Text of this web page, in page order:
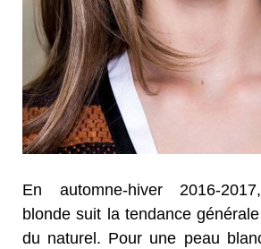
En automne-hiver 2016-
blonde suit la tendance
du naturel. Pour une peau